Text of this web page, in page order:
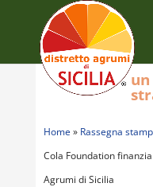
Home » Rassegna
Cola Foundation
Agrumi di Sicilia